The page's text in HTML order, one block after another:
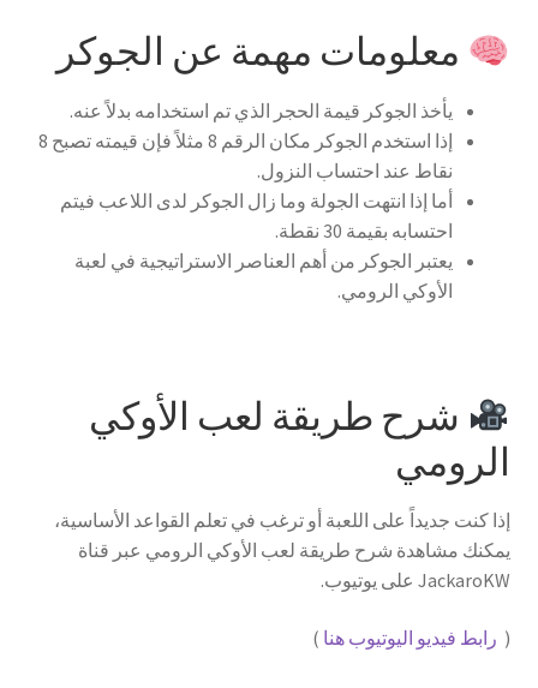
معلومات مهمة عن الجوكر
يأخذ الجوكر قيمة الحجر الذي تم استخدامه بدلاً عنه.
إذا استخدم الجوكر مكان الرقم 8 مثلاً فإن قيمته تصبح 8
نقاط عند احتساب النزول.
أما إذا انتهت الجولة وما زال الجوكر لدى اللاعب فيتم
احتسابه بقيمة 30 نقطة.
يعتبر الجوكر من أهم العناصر الاستراتيجية في لعبة
الأوكي الرومي.
شرح طريقة لعب الأوكي
الرومي
إذا كنت جديداً على اللعبة أو ترغب في تعلم القواعد الأساسية،
يمكنك مشاهدة شرح طريقة لعب الأوكي الرومي عبر قناة
JackaroKW على يوتيوب.
( رابط فيديو اليوتيوب هنا )